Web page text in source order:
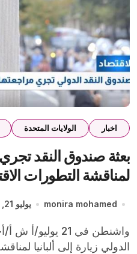
اخبار الولايات المتحدة
بعثة صندوق النقد تجري
لمناقشة التطورات
monira mohamed يوليو 21, 2024
واشنطن في 21 يوليو/أ ش أ/أجرى فريق صندوق النقد
الدولي زيارة إلى ألبانيا